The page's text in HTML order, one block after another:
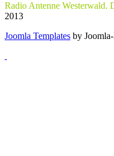
Radio Antenne Westerwald.
2013
Joomla Templates by